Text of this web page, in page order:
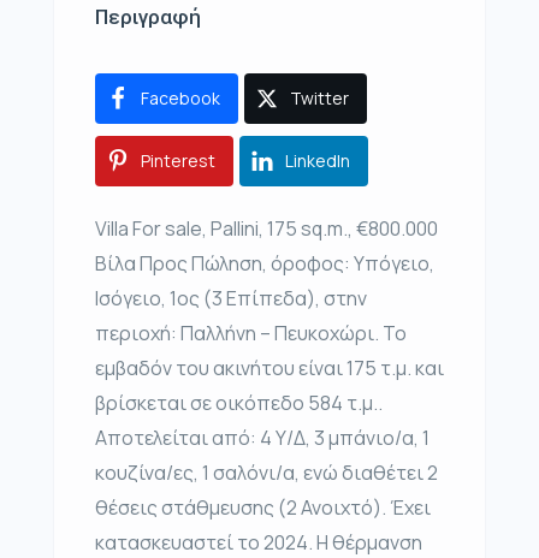
Περιγραφή
Facebook Twitter
Pinterest LinkedIn
Villa For sale, Pallini, 175 sq.m., €800.000
Βίλα Προς Πώληση, όροφος: Υπόγειο,
Ισόγειο, 1ος (3 Επίπεδα), στην
περιοχή: Παλλήνη – Πευκοχώρι. Το
εμβαδόν του ακινήτου είναι 175 τ.μ. και
βρίσκεται σε οικόπεδο 584 τ.μ..
Αποτελείται από: 4 Υ/Δ, 3 μπάνιο/α, 1
κουζίνα/ες, 1 σαλόνι/α, ενώ διαθέτει 2
θέσεις στάθμευσης (2 Ανοιχτό). Έχει
κατασκευαστεί το 2024. Η θέρμανση